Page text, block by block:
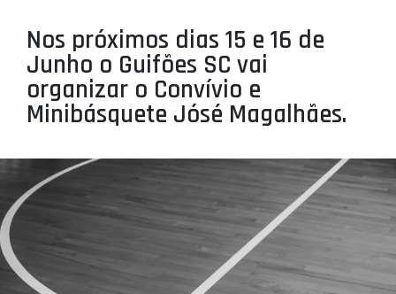
MINIBASQUETE
ÁREA TÉCNICA
PROJETOS
LIGA BETCLIC MASCULINA
LIGA BETCLIC FEMININA
Nos próximos dias 15 e 16 de
Junho o Guifões SC vai
organizar o Convívio e
Minibásquete Jósé Magalhães.